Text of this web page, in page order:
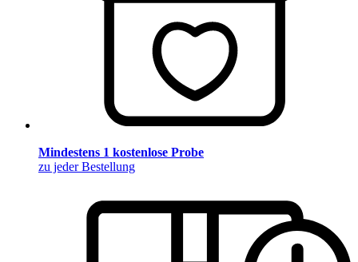
Mindestens 1 kostenlose Probe
zu jeder Bestellung